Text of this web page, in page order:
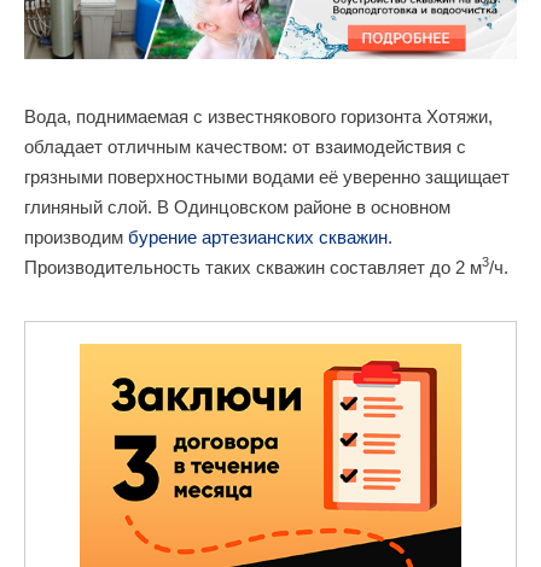
Вода, поднимаемая с известнякового горизонта Хотяжи,
обладает отличным качеством: от взаимодействия с
грязными поверхностными водами её уверенно защищает
глиняный слой. В Одинцовском районе в основном
производим бурение артезианских скважин.
Производительность таких скважин составляет до 2 м3/ч.